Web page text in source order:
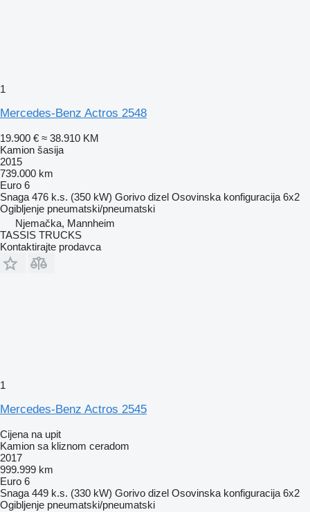
1
Mercedes-Benz Actros 2548
19.900 € ≈ 38.910 KM
Kamion šasija
2015
739.000 km
Euro 6
Snaga 476 k.s. (350 kW) Gorivo dizel Osovinska konfiguracija 6x2
Ogibljenje pneumatski/pneumatski
Njemačka, Mannheim
TASSIS TRUCKS
Kontaktirajte prodavca
1
Mercedes-Benz Actros 2545
Cijena na upit
Kamion sa kliznom ceradom
2017
999.999 km
Euro 6
Snaga 449 k.s. (330 kW) Gorivo dizel Osovinska konfiguracija 6x2
Ogibljenje pneumatski/pneumatski